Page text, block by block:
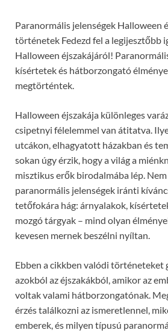
Paranormális jelenségek Halloween
történetek Fedezd fel a legijesztőbb
Halloween éjszakájáról!
kísértetek és hátborzongató
megtörténtek.
Halloween éjszakája különleges
csipetnyi félelemmel van átitatva.
utcákon, elhagyatott házakban és
sokan úgy érzik, hogy a világ a
misztikus erők birodalmába lép. Nem
paranormális jelenségek iránti
tetőfokára hág: árnyalakok,
mozgó tárgyak – mind olyan
kevesen mernek beszélni nyíltan.
Ebben a cikkben valódi
azokból az éjszakákból, amikor az
voltak valami hátborzongatónak.
érzés találkozni az ismeretlennel,
emberek, és milyen típusú